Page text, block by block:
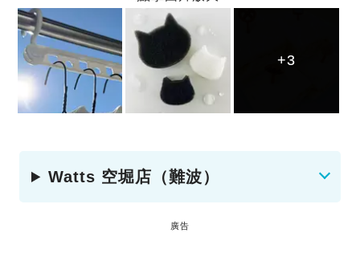
+3
+3
+3
Watts 空堀店（難波）
廣告